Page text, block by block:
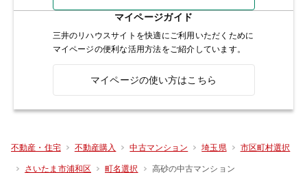
マイページガイド
三井のリハウスサイトを快適にご利用いただくために
マイページの便利な活用方法をご紹介しています。
マイページの使い方はこちら
不動産・住宅 不動産購入 中古マンション 埼玉県 市区町村選択
さいたま市浦和区 町名選択 高砂の中古マンション